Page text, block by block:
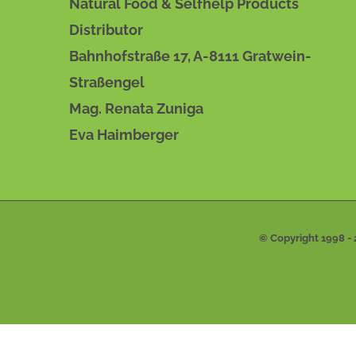
PRODUKTSEITE
Natural Food & Selfhelp Products
Distributor
Bahnhofstraße 17, A-8111 Gratwein-
Straßengel
Mag. Renata Zuniga
Eva Haimberger
© Copyright 1998 -